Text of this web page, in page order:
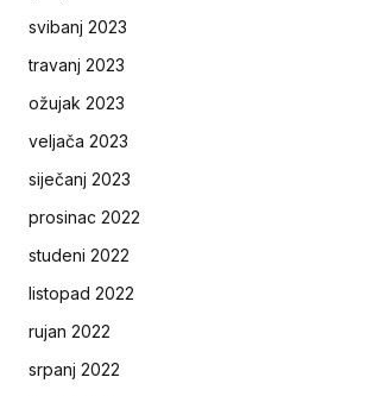
svibanj 2023
travanj 2023
ožujak 2023
veljača 2023
siječanj 2023
prosinac 2022
studeni 2022
listopad 2022
rujan 2022
srpanj 2022